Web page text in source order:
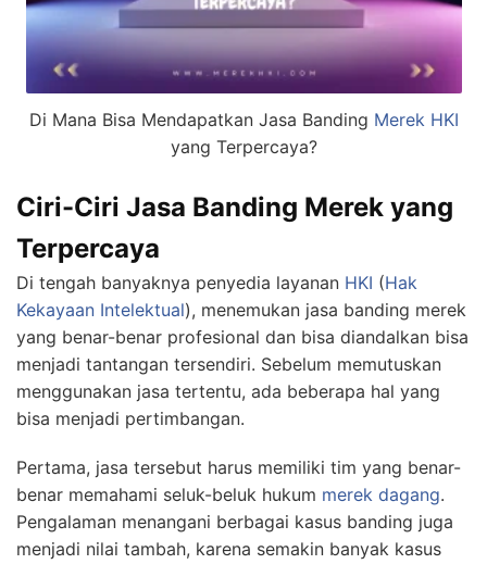
Di Mana Bisa Mendapatkan Jasa Banding Merek HKI
yang Terpercaya?
Ciri-Ciri Jasa Banding Merek yang
Terpercaya
Di tengah banyaknya penyedia layanan HKI (Hak
Kekayaan Intelektual), menemukan jasa banding merek
yang benar-benar profesional dan bisa diandalkan bisa
menjadi tantangan tersendiri. Sebelum memutuskan
menggunakan jasa tertentu, ada beberapa hal yang
bisa menjadi pertimbangan.
Pertama, jasa tersebut harus memiliki tim yang benar-
benar memahami seluk-beluk hukum merek dagang.
Pengalaman menangani berbagai kasus banding juga
menjadi nilai tambah, karena semakin banyak kasus